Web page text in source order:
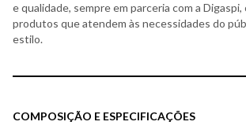
e qualidade, sempre em parceria com a
produtos que atendem às necessidades do
estilo.
COMPOSIÇÃO E ESPECIFICAÇÕES